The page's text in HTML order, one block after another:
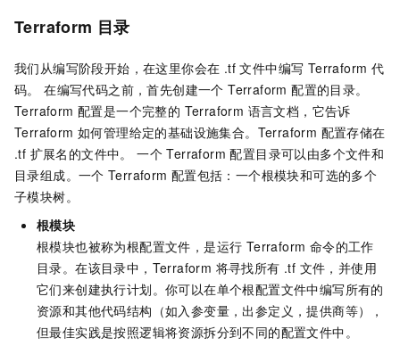
Terraform 目录
我们从编写阶段开始，在这里你会在 .tf 文件中编写 Terraform 代
码。 在编写代码之前，首先创建一个 Terraform 配置的目录。
Terraform 配置是一个完整的 Terraform 语言文档，它告诉
Terraform 如何管理给定的基础设施集合。Terraform 配置存储在
.tf 扩展名的文件中。 一个 Terraform 配置目录可以由多个文件和
目录组成。一个 Terraform 配置包括：一个根模块和可选的多个
子模块树。
根模块
根模块也被称为根配置文件，是运行 Terraform 命令的工作
目录。在该目录中，Terraform 将寻找所有 .tf 文件，并使用
它们来创建执行计划。你可以在单个根配置文件中编写所有的
资源和其他代码结构（如入参变量，出参定义，提供商等），
但最佳实践是按照逻辑将资源拆分到不同的配置文件中。